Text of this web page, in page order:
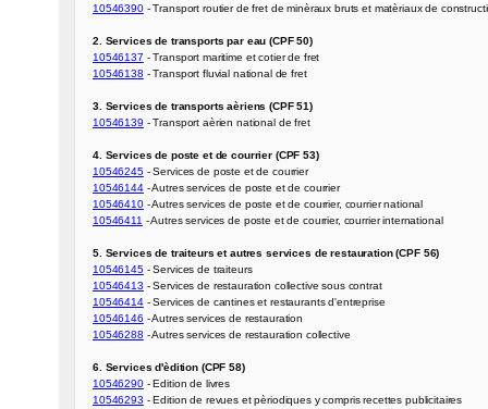
10546390 - Transport routier de fret de minèraux bruts et matèriaux de
2. Services de transports par eau (CPF 50)
10546137
10546138 - Transport fluvial national de fret
3. Services de transports aèriens (CPF 51)
10546139 - Transport aèrien national de fret
4. Services de poste et de courrier (CPF 53)
10546245
- Services de poste et de courrier
10546144
- Autres services de poste et de courrier
10546410
10546411 - Autres services de poste et de courrier, courrier international
5. Services de traiteurs et autres services de restauration (CPF 56)
10546145
- Services de traiteurs
10546413
- Services de restauration collective sous contrat
10546414
10546146
10546288 - Autres services de restauration collective
6. Services d'èdition (CPF 58)
10546290
10546293